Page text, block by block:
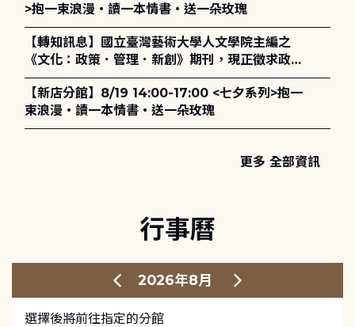
>抱一束浪漫・讀一本情書・送一朵玫瑰
【轉知訊息】國立臺灣藝術大學人文學院主編之
《文化：政策．管理．新創》期刊，現正徵求政策
評論、書評及【邁向具回應力的博物館治理：政
策、領導與管理】主題特刊稿件至2027年6月1日
止，歡迎踴躍投稿。
【新店分館】8/19 14:00-17:00 <七夕系列>抱一
束浪漫・讀一本情書・送一朵玫瑰
更多 全部資訊
行事曆
2026年8月
選擇後將前往指定的分館